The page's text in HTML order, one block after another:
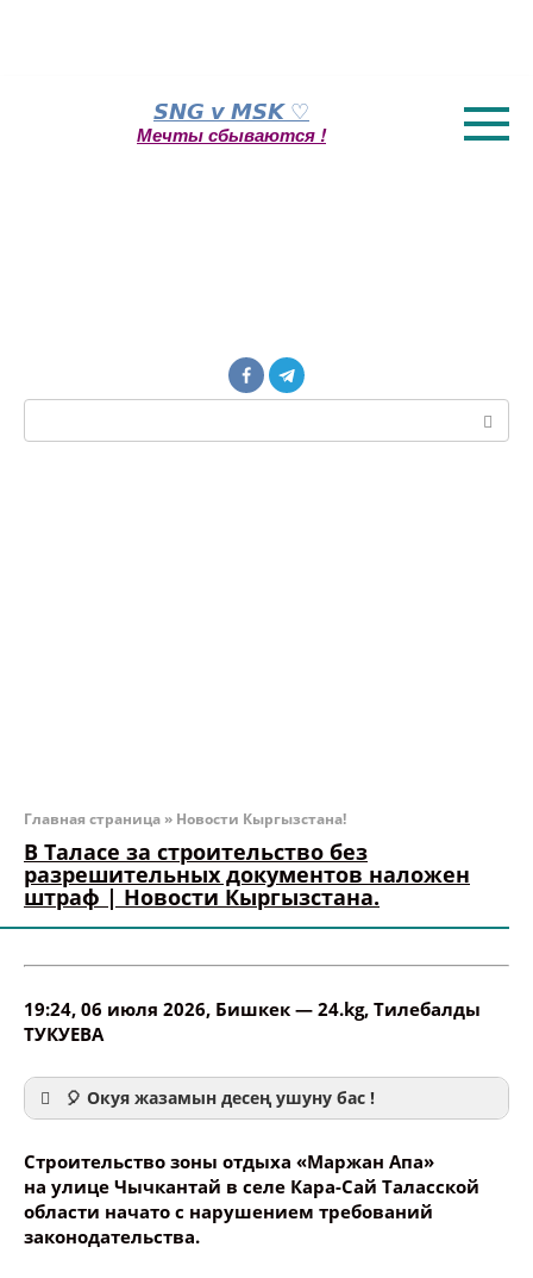
𝙎𝙉𝙂 𝙫 𝙈𝙎𝙆 ♡
Мечты сбываются !
Поиск:
Главная страница » Новости Кыргызстана!
В Таласе за строительство без
разрешительных документов наложен
штраф | Новости Кыргызстана.
19:24, 06 июля 2026, Бишкек — 24.kg, Тилебалды
ТУКУЕВА
🎈 Окуя жазамын десең ушуну бас !
Строительство зоны отдыха «Маржан Апа»
на улице Чычкантай в селе Кара-Сай Таласской
области начато с нарушением требований
законодательства.